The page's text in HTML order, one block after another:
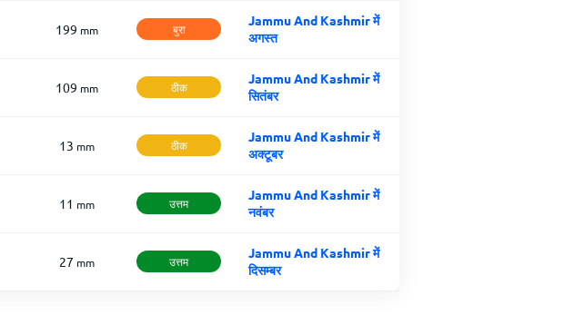
199 mm बुरा
Jammu And Kashmir में
अगस्त
109 mm ठीक
Jammu And Kashmir में
सितंबर
13 mm ठीक
Jammu And Kashmir में
अक्टूबर
11 mm उत्तम
Jammu And Kashmir में
नवंबर
27 mm उत्तम
Jammu And Kashmir में
दिसम्बर